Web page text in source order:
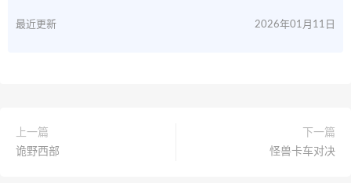
最近更新 2026年01月11日
上一篇
诡野西部
下一篇
怪兽卡车对决